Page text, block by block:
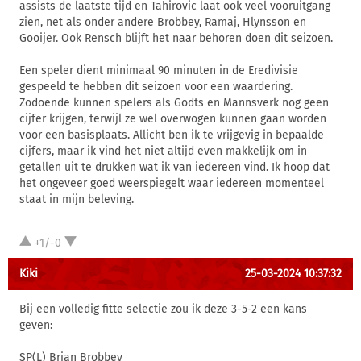
assists de laatste tijd en Tahirovic laat ook veel vooruitgang
zien, net als onder andere Brobbey, Ramaj, Hlynsson en
Gooijer. Ook Rensch blijft het naar behoren doen dit seizoen.
Een speler dient minimaal 90 minuten in de Eredivisie
gespeeld te hebben dit seizoen voor een waardering.
Zodoende kunnen spelers als Godts en Mannsverk nog geen
cijfer krijgen, terwijl ze wel overwogen kunnen gaan worden
voor een basisplaats. Allicht ben ik te vrijgevig in bepaalde
cijfers, maar ik vind het niet altijd even makkelijk om in
getallen uit te drukken wat ik van iedereen vind. Ik hoop dat
het ongeveer goed weerspiegelt waar iedereen momenteel
staat in mijn beleving.
+1/-0
Kiki 25-03-2024 10:37:32
Bij een volledig fitte selectie zou ik deze 3-5-2 een kans
geven:
SP(L) Brian Brobbey